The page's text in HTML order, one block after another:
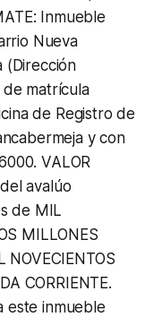
Inmueble
Nueva
(Dirección
matrícula
de Registro de
y con
VALOR
avalúo
de MIL
MILLONES
NOVECIENTOS
CORRIENTE.
este inmueble